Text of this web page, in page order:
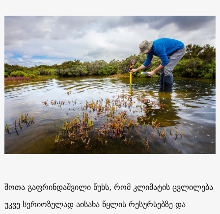
შოთა გაფრინდაშვილი წუხს, რომ კლიმატის ცვლილება
უკვე სერიოზულად აისახა წყლის რესურსებზე და